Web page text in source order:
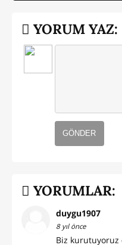
YORUM YAZ:
GÖNDER
YORUMLAR:
duygu1907
8 yıl önce
Biz kurutuyoruz